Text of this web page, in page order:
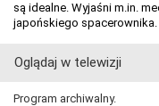
są idealne. Wyjaśni m.in.
japońskiego
Oglądaj w telewizji
Program archiwalny.